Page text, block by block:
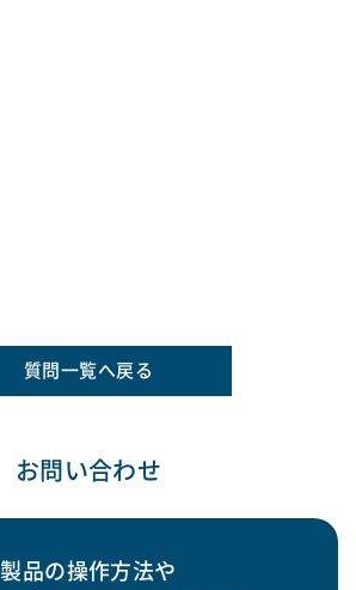
質問一覧へ戻る
お問い合わせ
製品の操作方法や